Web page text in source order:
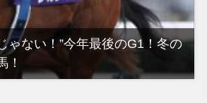
ゃない！”今年最後のG1！冬の
！